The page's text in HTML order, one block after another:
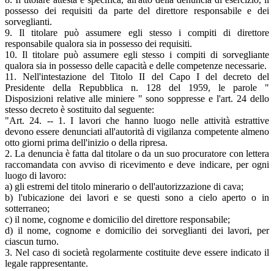
possesso dei requisiti da parte del direttore responsabile e dei
sorveglianti.
9. Il titolare può assumere egli stesso i compiti di direttore
responsabile qualora sia in possesso dei requisiti.
10. Il titolare può assumere egli stesso i compiti di sorvegliante
qualora sia in possesso delle capacità e delle competenze necessarie.
11. Nell'intestazione del Titolo II del Capo I del decreto del
Presidente della Repubblica n. 128 del 1959, le parole "
Disposizioni relative alle miniere " sono soppresse e l'art. 24 dello
stesso decreto è sostituito dal seguente:
"Art. 24. -- 1. I lavori che hanno luogo nelle attività estrattive
devono essere denunciati all'autorità di vigilanza competente almeno
otto giorni prima dell'inizio o della ripresa.
2. La denuncia è fatta dal titolare o da un suo procuratore con lettera
raccomandata con avviso di ricevimento e deve indicare, per ogni
luogo di lavoro:
a) gli estremi del titolo minerario o dell'autorizzazione di cava;
b) l'ubicazione dei lavori e se questi sono a cielo aperto o in
sotterraneo;
c) il nome, cognome e domicilio del direttore responsabile;
d) il nome, cognome e domicilio dei sorveglianti dei lavori, per
ciascun turno.
3. Nel caso di società regolarmente costituite deve essere indicato il
legale rappresentante.